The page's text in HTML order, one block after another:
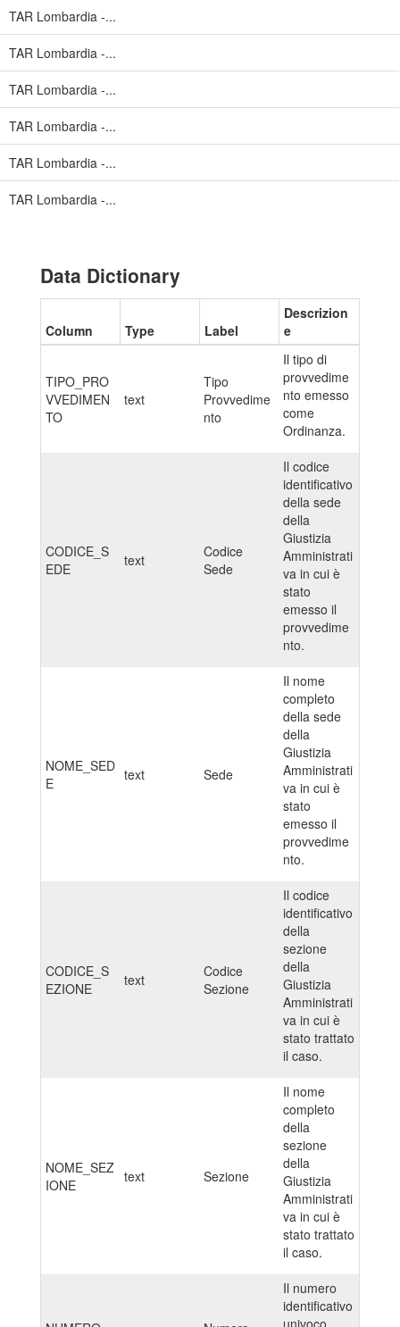
TAR Lombardia -...
TAR Lombardia -...
TAR Lombardia -...
TAR Lombardia -...
TAR Lombardia -...
TAR Lombardia -...
Data Dictionary
Column Type Label
Descrizion
e
TIPO_PRO
VVEDIMEN
TO
text
Tipo
Provvedime
nto
Il tipo di
provvedime
nto emesso
come
Ordinanza.
CODICE_S
EDE
text
Codice
Sede
Il codice
identificativo
della sede
della
Giustizia
Amministrati
va in cui è
stato
emesso il
provvedime
nto.
NOME_SED
E
text Sede
Il nome
completo
della sede
della
Giustizia
Amministrati
va in cui è
stato
emesso il
provvedime
nto.
CODICE_S
EZIONE
text
Codice
Sezione
Il codice
identificativo
della
sezione
della
Giustizia
Amministrati
va in cui è
stato trattato
il caso.
NOME_SEZ
IONE
text Sezione
Il nome
completo
della
sezione
della
Giustizia
Amministrati
va in cui è
stato trattato
il caso.
Il numero
identificativo
univoco